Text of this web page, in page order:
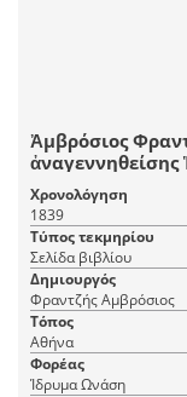
Ἀμβρόσιος
ἀναγεννηθείσης
1715, καὶ
Τυπογραφίας Ἡ
συντροφίας,
Ράλλη, 1841.
Χρονολόγηση
1839
Τύπος τεκμηρίου
Σελίδα βιβλίου
Δημιουργός
Φραντζής Αμβρόσιος
Τόπος
Αθήνα
Φορέας
Ίδρυμα Ωνάση